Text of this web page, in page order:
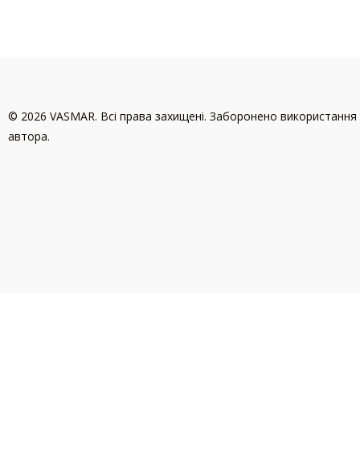
© 2026 VASMAR. Всі права захищені. Заборонено використання
автора.